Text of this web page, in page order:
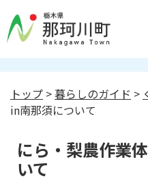
トップ >暮らしのガイド >
in南那須について
にら・梨農作業
いて